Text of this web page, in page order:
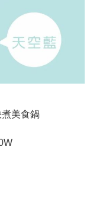
美食鍋